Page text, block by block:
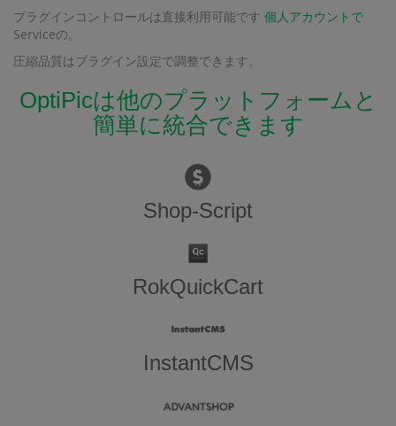
プラグインコントロールは直接利用可能です 個人アカウントで
Serviceの。
圧縮品質はプラグイン設定で調整できます。
OptiPicは他のプラットフォームと
簡単に統合できます
Shop-Script
RokQuickCart
InstantCMS